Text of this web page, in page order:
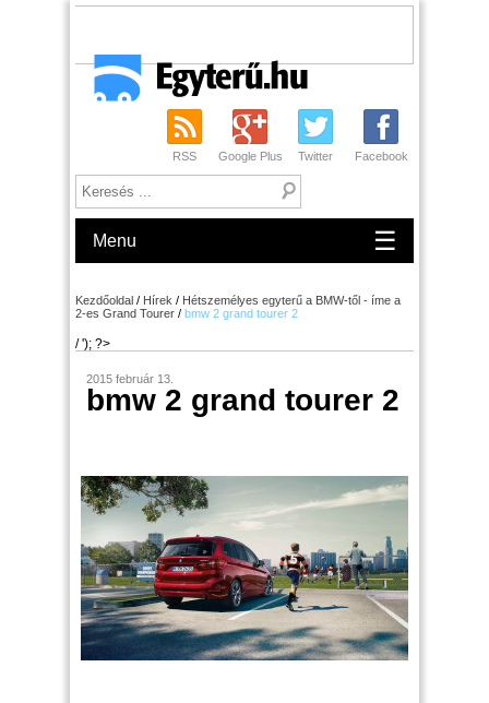
RSS Google Plus Twitter Facebook
Menu ☰
Kezdőoldal / Hírek / Hétszemélyes egyterű a BMW-től - íme a
2-es Grand Tourer / bmw 2 grand tourer 2
/ '); ?>
2015 február 13.
bmw 2 grand tourer 2